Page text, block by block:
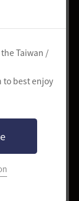
Taiwan /
to best enjoy
0.1%
1.0%